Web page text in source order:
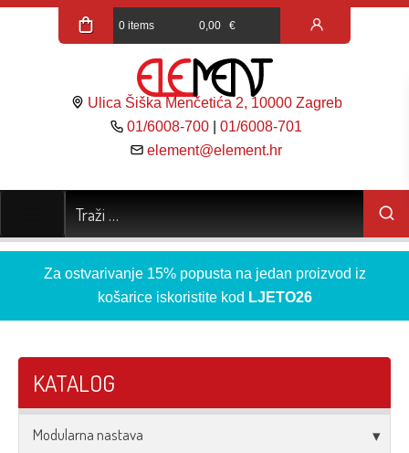
0 items 0,00 €
Ulica Šiška Menčetića 2, 10000 Zagreb
01/6008-700 |01/6008-701
element@element.hr
Za ostvarivanje 15% popusta na jedan proizvod iz
košarice iskoristite kod LJETO26
KATALOG
Modularna nastava